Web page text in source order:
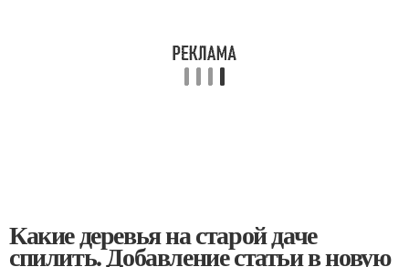
Какие деревья на старой даче
спилить. Добавление статьи в новую